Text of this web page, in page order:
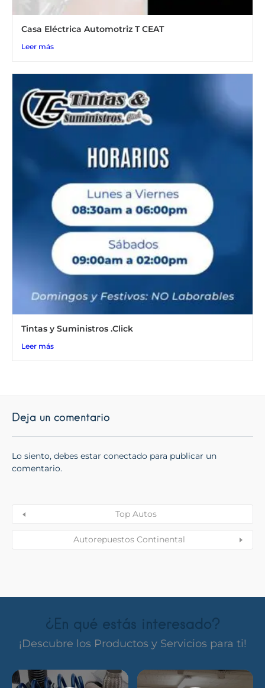
Casa Eléctrica Automotriz T CEAT
Leer más
Tintas y Suministros .Click
Leer más
Deja un comentario
Lo siento, debes estar conectado para publicar un
comentario.
Top Autos
Autorepuestos Continental
¿En qué estás interesado?
¡Descubre los Productos y Servicios para ti!